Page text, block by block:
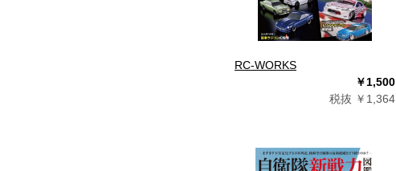
RC-WORKS
￥1,500
税抜 ￥1,364